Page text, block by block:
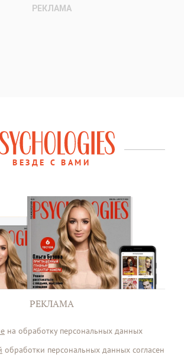
ВЕЗДЕ С ВАМИ
РЕКЛАМА
на обработку персональных данных
обработки персональных данных согласен